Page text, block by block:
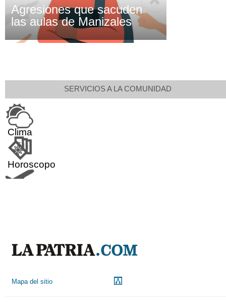
Agresiones que sacuden
las aulas de Manizales
SERVICIOS A LA COMUNIDAD
Clima
Horoscopo
Mapa del sitio